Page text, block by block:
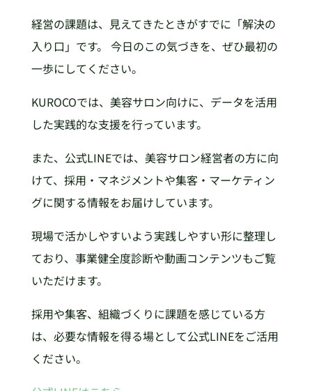
経営の課題は、見えてきたときがすでに「解決の
入り口」です。 今日のこの気づきを、ぜひ最初の
一歩にしてください。
KUROCOでは、美容サロン向けに、データを活用
した実践的な支援を行っています。
また、公式LINEでは、美容サロン経営者の方に向
けて、採用・マネジメントや集客・マーケティン
グに関する情報をお届けしています。
現場で活かしやすいよう実践しやすい形に整理し
ており、事業健全度診断や動画コンテンツもご覧
いただけます。
採用や集客、組織づくりに課題を感じている方
は、必要な情報を得る場として公式LINEをご活用
ください。